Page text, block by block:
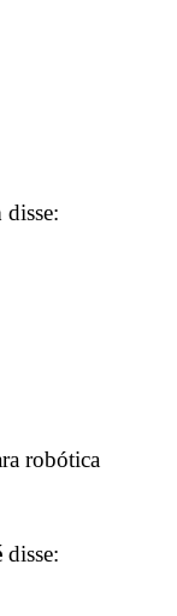
disse:
robótica
disse: